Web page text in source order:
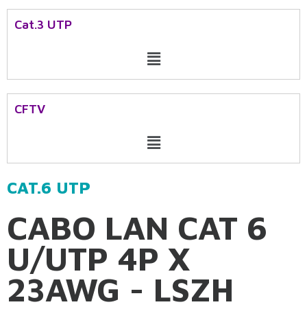
Cat.3 UTP
Menu
CFTV
Menu
CAT.6 UTP
CABO LAN CAT 6
U/UTP 4P X
23AWG - LSZH